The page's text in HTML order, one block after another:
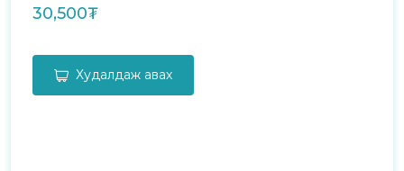
30,500₮
Худалдаж авах